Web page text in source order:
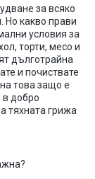
за всяко
Но какво прави
условия за
торти, месо и
дълготрайна
и почиствате
това защо е
в добро
тяхната грижа
?